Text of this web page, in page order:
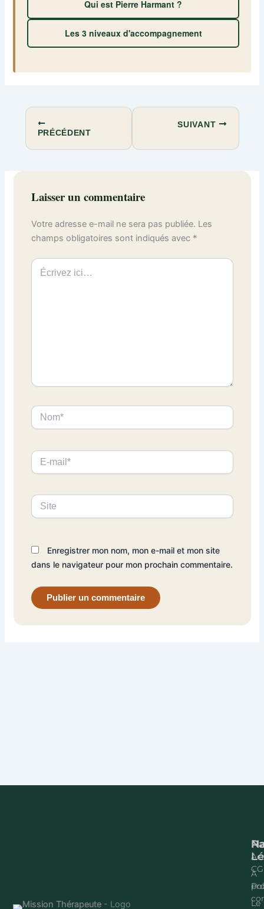
Qui est Pierre Harmant ?
Les 3 niveaux d'accompagnement
PRÉCÉDENT
SUIVANT
Laisser un commentaire
Votre adresse e-mail ne sera pas publiée. Les
champs obligatoires sont indiqués avec *
Écrivez
ici…
Nom*
E-
mail*
Site
Enregistrer mon nom, mon e-mail et mon site
dans le navigateur pour mon prochain commentaire.
À
Le